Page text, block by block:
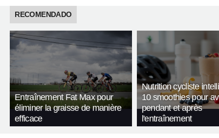
RECOMENDADO
Entraînement Fat Max pour
éliminer la graisse de manière
efficace
Nutrition cycliste
10 smoothies pour
pendant et après
l'entraînement